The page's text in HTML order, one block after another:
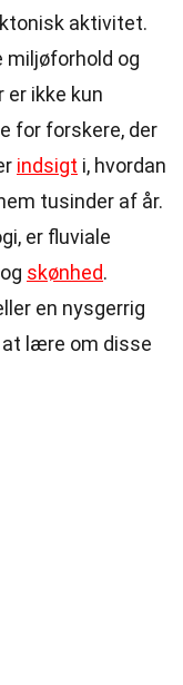
aktivitet.
miljøforhold og
er ikke kun
for forskere, der
indsigt i, hvordan
tusinder af år.
er fluviale
skønhed.
en nysgerrig
at lære om disse